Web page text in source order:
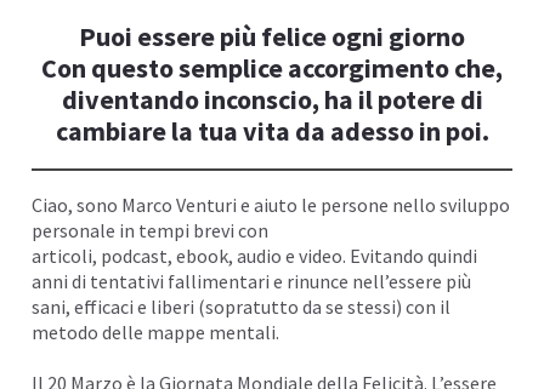
Puoi essere più felice ogni giorno
Con questo semplice accorgimento che,
diventando inconscio, ha il potere di
cambiare la tua vita da adesso in poi.
Ciao, sono Marco Venturi e aiuto le persone nello sviluppo
personale in tempi brevi con
articoli, podcast, ebook, audio e video. Evitando quindi
anni di tentativi fallimentari e rinunce nell’essere più
sani, efficaci e liberi (sopratutto da se stessi) con il
metodo delle mappe mentali.
Il 20 Marzo è la Giornata Mondiale della Felicità. L’essere